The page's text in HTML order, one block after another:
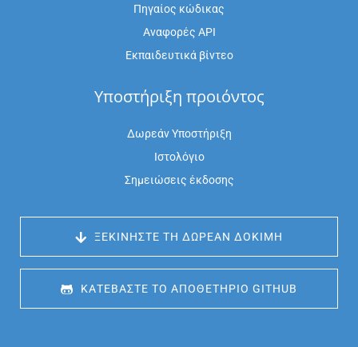
Πηγαίος κώδικας
Αναφορές API
Εκπαιδευτικά βίντεο
Υποστήριξη προιόντος
Δωρεάν Υποστήριξη
Ιστολόγιο
Σημειώσεις έκδοσης
ΞΕΚΙΝΉΣΤΕ ΤΗ ΔΩΡΕΆΝ ΔΟΚΙΜΉ
ΚΑΤΕΒΆΣΤΕ ΤΟ ΑΠΟΘΕΤΉΡΙΟ GITHUB